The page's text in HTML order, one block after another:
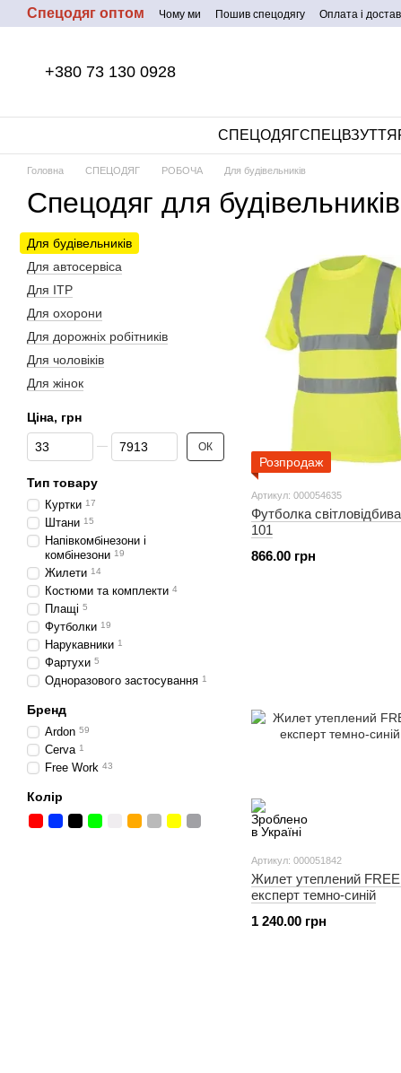
Перейти до основного контенту
Спецодяг оптом Чому ми Пошив спецодягу Оплата і
+380 73 130 0928
СПЕЦОДЯГСПЕЦВЗУТТЯ
Головна СПЕЦОДЯГ РОБОЧА Для будівельників
Спецодяг для будівельників
Розпродаж
Артикул: 000054635
Футболка
101
866.00 грн
Артикул: 000051842
Жилет утеплений
експерт темно-синій
1 240.00 грн
Для будівельників
Для автосервіса
Для ІТР
Для охорони
Для дорожніх робітників
Для чоловіків
Для жінок
Ціна, грн
Від Ціна, грн
До Ціна, грн ОК
Тип товару
Куртки 17
Штани 15
Напівкомбінезони і
комбінезони 19
Жилети 14
Костюми та комплекти 4
Плащі 5
Футболки 19
Нарукавники 1
Фартухи 5
Одноразового застосування 1
Бренд
Ardon 59
Cerva 1
Free Work 43
Колір